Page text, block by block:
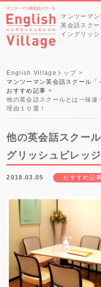
マンツーマ
英会話スクー
イングリッ
English Villageトップ
マンツーマン英会話スクール
おすすめ記事
他の英会話スクールとは一味
理由１０選！
他の英会話スクー
グリッシュビレッ
2018.03.05 おすすめ記